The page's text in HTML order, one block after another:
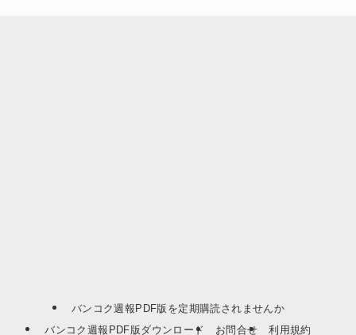
バンコク週報PDF版を定期購読されませんか
バンコク週報PDF版ダウンロード
お問合せ 利用規約